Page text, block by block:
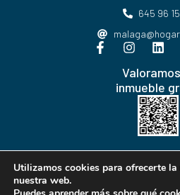
645 96
inmueble
Hogarea © Todos los
Utilizamos cookies para ofrecerte la
nuestra web.